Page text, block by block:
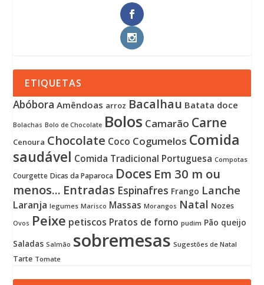
ETIQUETAS
Abóbora Amêndoas arroz Bacalhau Batata doce
Bolachas Bolo de Chocolate Bolos Camarão Carne
Cenoura Chocolate Coco Cogumelos Comida
saudável Comida Tradicional Portuguesa Compotas
Courgette Dicas da Paparoca Doces Em 30 m ou
menos... Entradas Espinafres Frango Lanche
Laranja legumes Marisco Massas Morangos Natal Nozes
Ovos Peixe petiscos Pratos de forno pudim Pão queijo
Saladas Salmão sobremesas Sugestões de Natal
Tarte Tomate